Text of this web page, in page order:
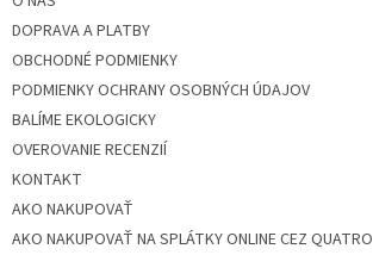
DOPRAVA A PLATBY
OBCHODNÉ PODMIENKY
PODMIENKY OCHRANY OSOBNÝCH ÚDAJOV
BALÍME EKOLOGICKY
OVEROVANIE RECENZIÍ
KONTAKT
AKO NAKUPOVAŤ
AKO NAKUPOVAŤ NA SPLÁTKY ONLINE CEZ QUATRO